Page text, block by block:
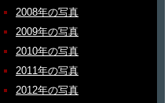
2008年の写真
2009年の写真
2010年の写真
2011年の写真
2012年の写真